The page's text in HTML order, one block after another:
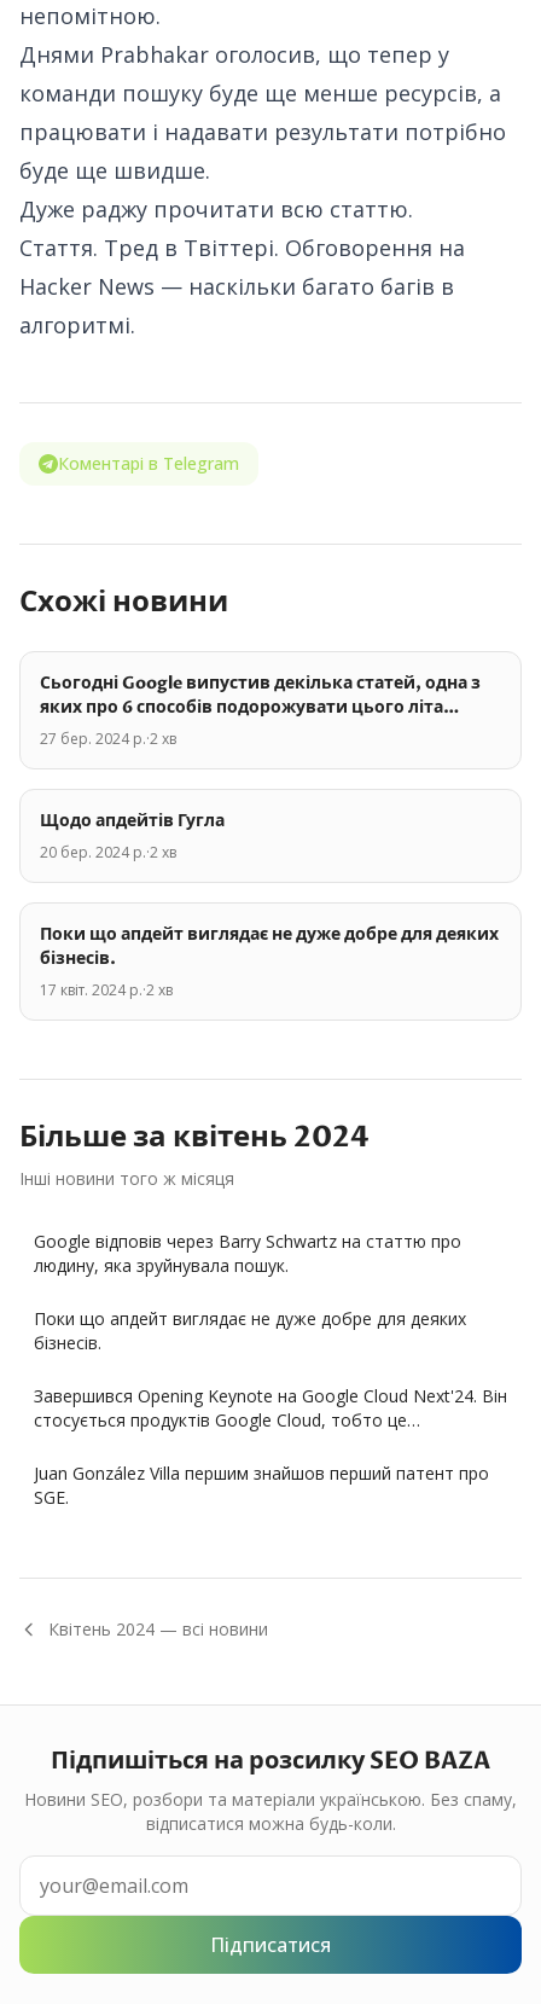
непомітною.
Днями Prabhakar оголосив, що тепер у
команди пошуку буде ще менше ресурсів, а
працювати і надавати результати потрібно
буде ще швидше.
Дуже раджу прочитати всю статтю.
Стаття. Тред в Твіттері. Обговорення на
Hacker News — наскільки багато багів в
алгоритмі.
Коментарі в Telegram
Схожі новини
Сьогодні Google випустив декілька статей, одна з
яких про 6 способів подорожувати цього літа…
27 бер. 2024 р.·2хв
Щодо апдейтів Гугла
20 бер. 2024 р.·2хв
Поки що апдейт виглядає не дуже добре для деяких
бізнесів.
17 квіт. 2024 р.·2хв
Більше за квітень 2024
Інші новини того ж місяця
Google відповів через Barry Schwartz на статтю про
людину, яка зруйнувала пошук.
Поки що апдейт виглядає не дуже добре для деяких
бізнесів.
Завершився Opening Keynote на Google Cloud Next'24. Він
стосується продуктів Google Cloud, тобто це…
Juan González Villa першим знайшов перший патент про
SGE.
Квітень 2024 — всі новини
Підпишіться на розсилку SEO BAZA
Новини SEO, розбори та матеріали українською. Без спаму,
відписатися можна будь-коли.
Підписатися